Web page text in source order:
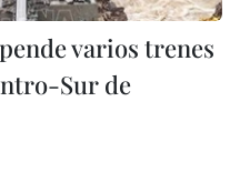
varios trenes
Sur de